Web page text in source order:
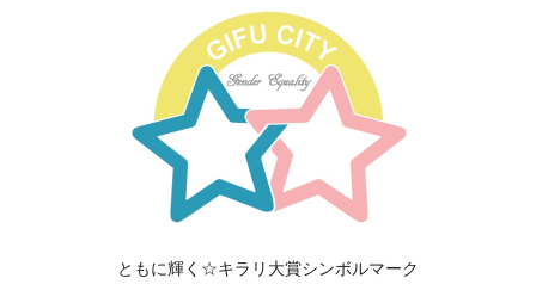
ともに輝く☆キラリ大賞シンボルマーク